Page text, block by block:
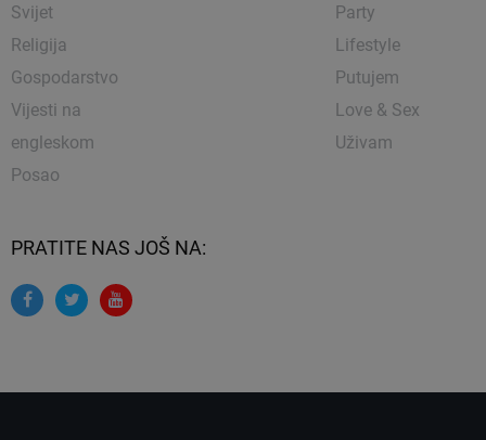
Svijet
Religija
Gospodarstvo
Vijesti na
engleskom
Posao
Party
Lifestyle
Putujem
Love & Sex
Uživam
PRATITE NAS JOŠ NA: